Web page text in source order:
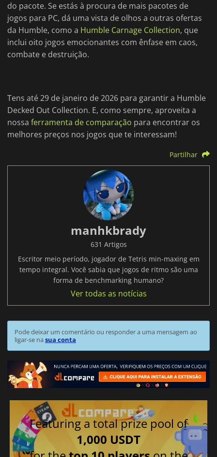
do pacote. Se estás à procura de mais pacotes de
jogos para PC, dá uma vista de olhos a outras ofertas
da Humble, como a Humble Carnage Collection, que
inclui oito jogos emocionantes com ênfase em caos,
combate e destruição.
Tens até 29 de janeiro de 2026 para garantir a Humble
Decked Out Collection. E, como sempre, aproveita a
nossa ferramenta de comparação para encontrar os
melhores preços nos jogos que te interessam!
Partilhar
manhkbrady
631 Artigos
Escritor meio período, jogador de Tetris min-maxing em
tempo integral. Você sabia que jogos de ritmo são uma
forma de benchmarking humano?
Ver todas as notícias
Pode deixar um comentário ou responder a uma mensagem ao
ligar-se nasua conta
Featuring a total prize pool of
1,000 USDT